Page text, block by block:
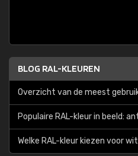
BLOG RAL-KLEUREN
Overzicht van de meest
Populaire RAL-kleur in beeld:
Welke RAL-kleur kiezen voor